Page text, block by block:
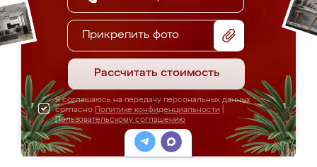
Прикрепить фото
Рассчитать стоимость
Я соглашаюсь на передачу персональных данных
согласно Политике конфиденциальности
Пользовательскому соглашению